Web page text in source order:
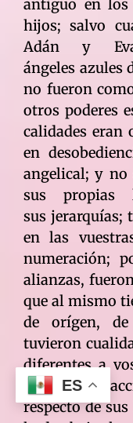
antiguo en
hijos; salvo
Adán y
ángeles azules
no fueron
otros poderes
calidades eran
en
angelical; y no
sus propias
sus jerarquías;
en las
numeración;
alianzas,
que al mismo
de orígen, de
tuvieron
diferentes a
han tenido
respecto de
ES